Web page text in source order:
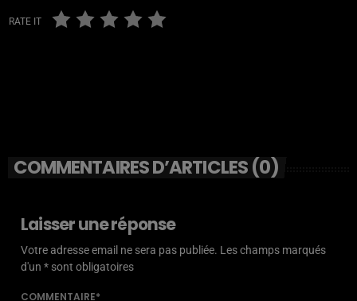
RATE IT
COMMENTAIRES D’ARTICLES (0)
Laisser une réponse
Votre adresse email ne sera pas publiée. Les champs marqués
d'un * sont obligatoires
COMMENTAIRE*